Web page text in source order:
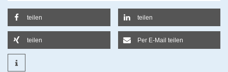
teilen teilen
teilen Per E-Mail teilen